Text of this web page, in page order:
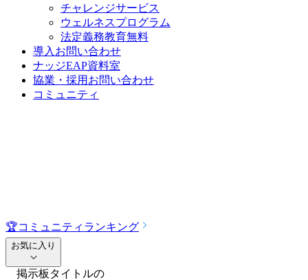
チャレンジサービス
ウェルネスプログラム
法定義務教育無料
導入お問い合わせ
ナッジEAP資料室
協業・採用お問い合わせ
コミュニティ
🏆コミュニティランキング
お気に入り
掲示板タイトルの